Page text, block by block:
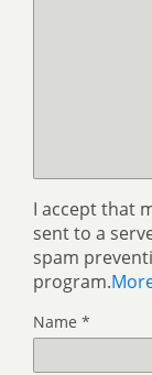
I accept that
sent to a
spam
program.
Name *